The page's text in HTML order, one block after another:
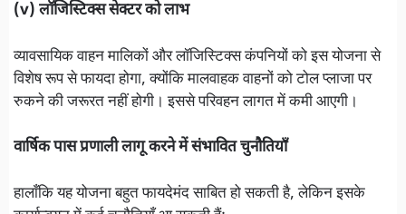
(v) लॉजिस्टिक्स सेक्टर को लाभ
व्यावसायिक वाहन मालिकों और लॉजिस्टिक्स कंपनियों को इस योजना से
विशेष रूप से फायदा होगा, क्योंकि मालवाहक वाहनों को टोल प्लाजा पर
रुकने की जरूरत नहीं होगी। इससे परिवहन लागत में कमी आएगी।
वार्षिक पास प्रणाली लागू करने में संभावित चुनौतियाँ
हालाँकि यह योजना बहुत फायदेमंद साबित हो सकती है, लेकिन इसके